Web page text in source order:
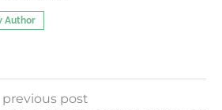
Author
previous post